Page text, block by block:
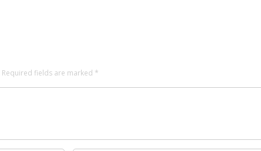
Required fields are marked *